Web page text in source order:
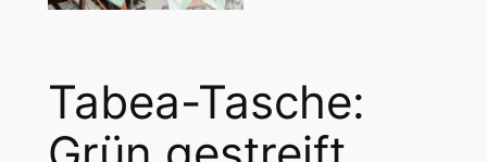
Tabea-Tasche: